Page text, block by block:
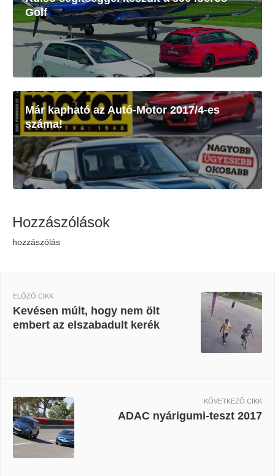
Golf
Már kapható az Autó-Motor 2017/4-es
száma!
Hozzászólások
hozzászólás
ELŐZŐ CIKK
Kevésen múlt, hogy nem ölt
embert az elszabadult kerék
KÖVETKEZŐ CIKK
ADAC nyárigumi-teszt 2017